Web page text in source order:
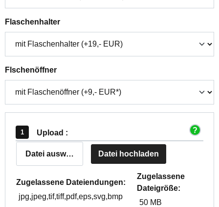
Flaschenhalterauswählen
Flschenöffnerauswählen
Upload :
Datei auswählen Datei hochladen
Zugelassene Dateiendungen:
jpg,jpeg,tif,tiff,pdf,eps,svg,bmp
Zugelassene
Dateigröße:
50 MB